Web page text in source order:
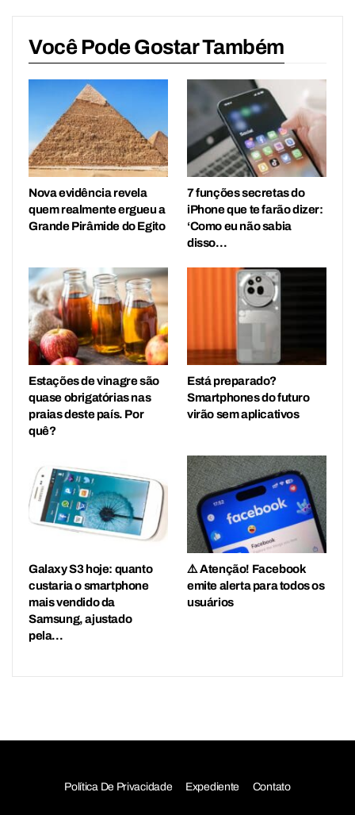
Você Pode Gostar Também
Nova evidência revela
quem realmente ergueu a
Grande Pirâmide do Egito
7 funções secretas do
iPhone que te farão dizer:
‘Como eu não sabia
disso…
Estações de vinagre são
quase obrigatórias nas
praias deste país. Por
quê?
Está preparado?
Smartphones do futuro
virão sem aplicativos
Galaxy S3 hoje: quanto
custaria o smartphone
mais vendido da
Samsung, ajustado
pela…
⚠️ Atenção! Facebook
emite alerta para todos os
usuários
Política De Privacidade Expediente Contato